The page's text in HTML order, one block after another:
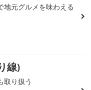
地元グルメを味わえる
線)
取り扱う